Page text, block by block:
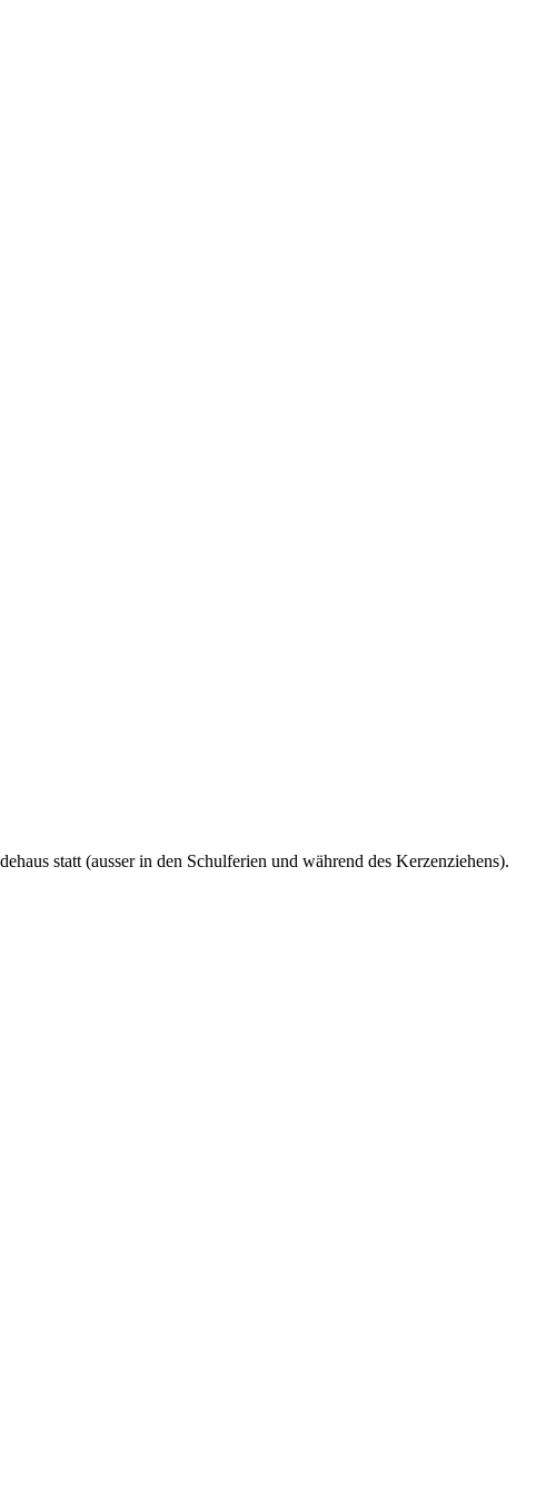
statt (ausser in den Schulferien und während des Kerzenziehens).